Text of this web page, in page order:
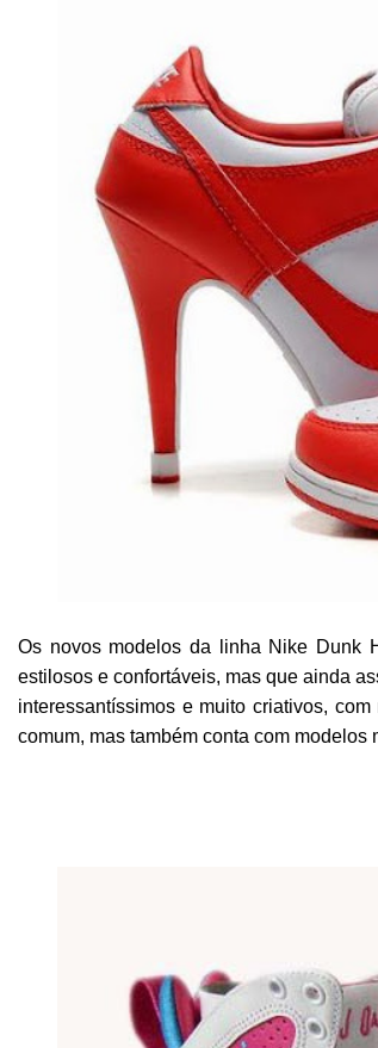
Os novos modelos da linha Nike Dunk
estilosos e confortáveis, mas que ainda
interessantíssimos e muito criativos,
comum, mas também conta com